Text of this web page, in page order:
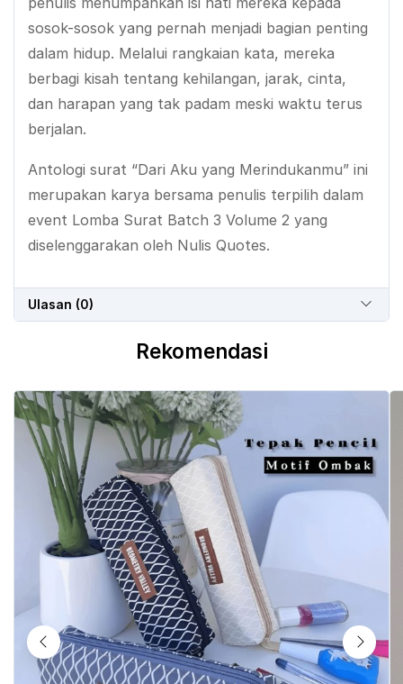
sosok-sosok yang pernah menjadi bagian penting
dalam hidup. Melalui rangkaian kata, mereka
berbagi kisah tentang kehilangan, jarak, cinta,
dan harapan yang tak padam meski waktu terus
berjalan.
Antologi surat “Dari Aku yang Merindukanmu” ini
merupakan karya bersama penulis terpilih dalam
event Lomba Surat Batch 3 Volume 2 yang
diselenggarakan oleh Nulis Quotes.
Ulasan (0)
Rekomendasi